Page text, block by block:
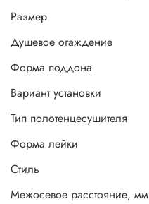
Размер
Душевое огаждение
Форма поддона
Вариант установки
Тип полотенцесушителя
Форма лейки
Стиль
Межосевое расстояние, мм